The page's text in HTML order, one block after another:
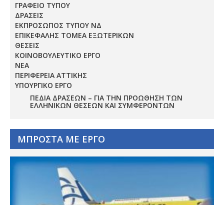
ΓΡΑΦΕΙΟ ΤΥΠΟΥ
ΔΡΑΣΕΙΣ
ΕΚΠΡΟΣΩΠΟΣ ΤΥΠΟΥ ΝΔ
ΕΠΙΚΕΦΑΛΗΣ ΤΟΜΕΑ ΕΞΩΤΕΡΙΚΩΝ
ΘΕΣΕΙΣ
ΚΟΙΝΟΒΟΥΛΕΥΤΙΚΟ ΕΡΓΟ
ΝΕΑ
ΠΕΡΙΦΕΡΕΙΑ ΑΤΤΙΚΗΣ
ΥΠΟΥΡΓΙΚΟ ΕΡΓΟ
ΠΕΔΊΑ ΔΡΆΣΕΩΝ – ΓΙΑ ΤΗΝ ΠΡΟΏΘΗΣΗ ΤΩΝ
ΕΛΛΗΝΙΚΏΝ ΘΈΣΕΩΝ ΚΑΙ ΣΥΜΦΕΡΌΝΤΩΝ
ΜΠΡΟΣΤΑ ΜΕ ΕΡΓΟ